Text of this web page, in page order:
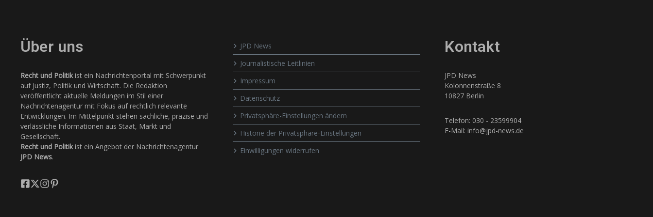
Über uns
Recht und Politikist ein Nachrichtenportal mit Schwerpunkt
auf Justiz, Politik und Wirtschaft. Die Redaktion
veröffentlicht aktuelle Meldungen im Stil einer
Nachrichtenagentur mit Fokus auf rechtlich relevante
Entwicklungen. Im Mittelpunkt stehen sachliche, präzise und
verlässliche Informationen aus Staat, Markt und
Gesellschaft.
Recht und Politikist ein Angebot der Nachrichtenagentur
JPD News.
JPD News
Journalistische Leitlinien
Impressum
Datenschutz
Privatsphäre-Einstellungen ändern
Historie der Privatsphäre-Einstellungen
Einwilligungen widerrufen
Kontakt
JPD News
Kolonnenstraße 8
10827 Berlin
Telefon: 030 - 23599904
E-Mail: info@jpd-news.de